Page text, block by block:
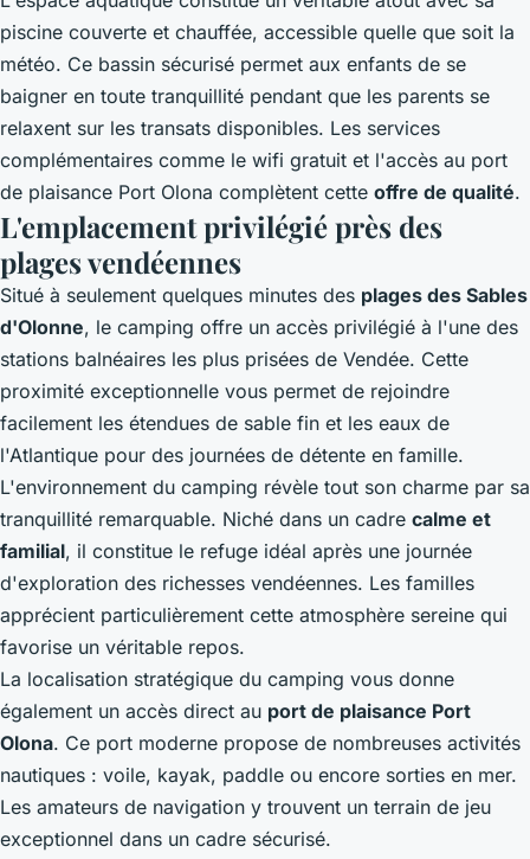
piscine couverte et chauffée, accessible quelle que soit la
météo. Ce bassin sécurisé permet aux enfants de se
baigner en toute tranquillité pendant que les parents se
relaxent sur les transats disponibles. Les services
complémentaires comme le wifi gratuit et l'accès au port
de plaisance Port Olona complètent cette offre de qualité.
L'emplacement privilégié près des
plages vendéennes
Situé à seulement quelques minutes des plages des Sables
d'Olonne, le camping offre un accès privilégié à l'une des
stations balnéaires les plus prisées de Vendée. Cette
proximité exceptionnelle vous permet de rejoindre
facilement les étendues de sable fin et les eaux de
l'Atlantique pour des journées de détente en famille.
L'environnement du camping révèle tout son charme par sa
tranquillité remarquable. Niché dans un cadre calme et
familial, il constitue le refuge idéal après une journée
d'exploration des richesses vendéennes. Les familles
apprécient particulièrement cette atmosphère sereine qui
favorise un véritable repos.
La localisation stratégique du camping vous donne
également un accès direct au port de plaisance Port
Olona. Ce port moderne propose de nombreuses activités
nautiques : voile, kayak, paddle ou encore sorties en mer.
Les amateurs de navigation y trouvent un terrain de jeu
exceptionnel dans un cadre sécurisé.